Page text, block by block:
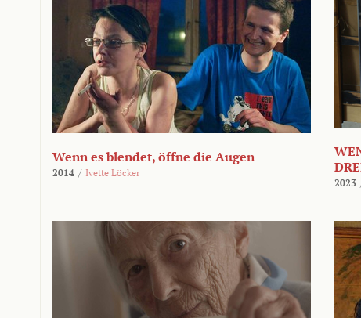
Wenn es blendet, öffne die Augen
2014 / Ivette Löcker
2023